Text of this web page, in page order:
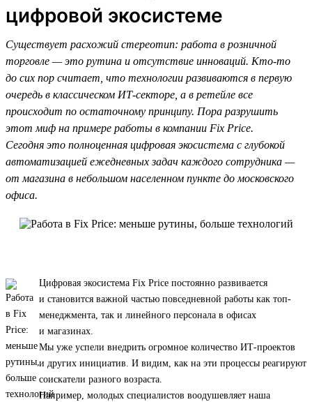
цифровой экосистеме
Существует расхожий стереотип: работа в розничной
торговле — это рутина и отсутствие инноваций. Кто-то
до сих пор считает, что технологии развиваются в первую
очередь в классическом ИТ-секторе, а в ретейле все
происходит по остаточному принципу. Пора разрушить
этот миф на примере работы в компании Fix Price.
Сегодня это полноценная цифровая экосистема с глубокой
автоматизацией ежедневных задач каждого сотрудника —
от магазина в небольшом населенном пункте до московского
офиса.
Цифровая экосистема Fix Price постоянно развивается
и становится важной частью повседневной работы как топ-
менеджмента, так и линейного персонала в офисах
и магазинах.
Мы уже успели внедрить огромное количество ИТ-проектов
и других инициатив. И видим, как на эти процессы реагируют
соискатели разного возраста.
Например, молодых специалистов воодушевляет наша